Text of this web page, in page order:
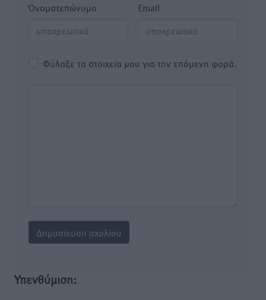
Όνοματεπώνυμο Email
Φύλαξε τα στοιχεία μου για την επόμενη φορά.
Υπενθύμιση: